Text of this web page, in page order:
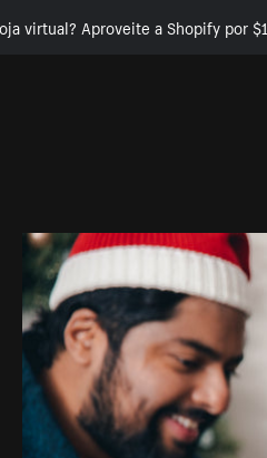
virtual? Aproveite a Shopify por